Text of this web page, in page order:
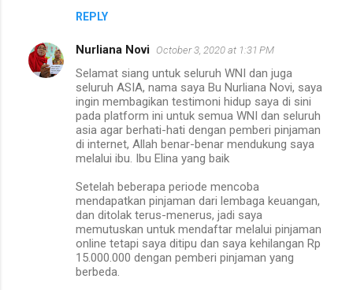
REPLY
Nurliana Novi October 3, 2020 at 1:31 PM
Selamat siang untuk seluruh WNI dan juga
seluruh ASIA, nama saya Bu Nurliana Novi, saya
ingin membagikan testimoni hidup saya di sini
pada platform ini untuk semua WNI dan seluruh
asia agar berhati-hati dengan pemberi pinjaman
di internet, Allah benar-benar mendukung saya
melalui ibu. Ibu Elina yang baik
Setelah beberapa periode mencoba
mendapatkan pinjaman dari lembaga keuangan,
dan ditolak terus-menerus, jadi saya
memutuskan untuk mendaftar melalui pinjaman
online tetapi saya ditipu dan saya kehilangan Rp
15.000.000 dengan pemberi pinjaman yang
berbeda.